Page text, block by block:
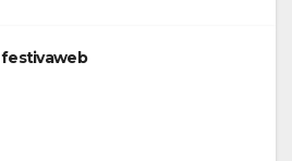
festivaweb